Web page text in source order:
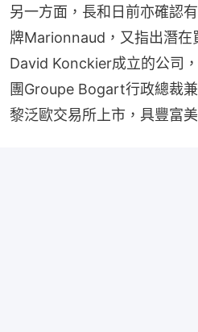
另一方面，長和日前亦確認
牌Marionnaud，又指出潛在
David Konckier成立的公司
團Groupe Bogart行政總裁
黎泛歐交易所上市，具豐富